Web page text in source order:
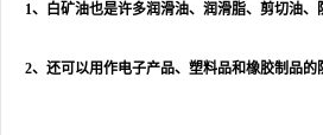
1、白矿油也是许多润滑油、润滑脂、剪切油、
2、还可以用作电子产品、塑料品和橡胶制品的